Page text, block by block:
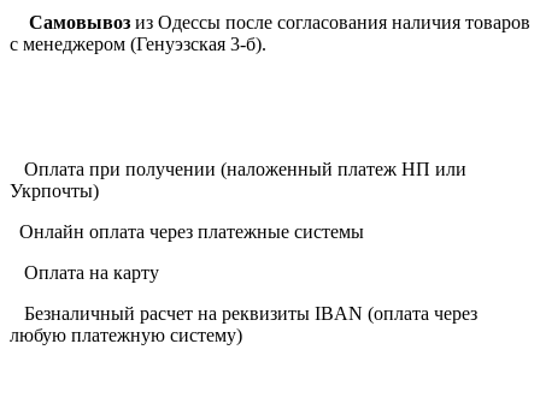
Самовывоз из Одессы после согласования наличия товаров
с менеджером (Генуэзская 3-б).
Оплата при получении (наложенный платеж НП или
Укрпочты)
Онлайн оплата через платежные системы
Оплата на карту
Безналичный расчет на реквизиты IBAN (оплата через
любую платежную систему)